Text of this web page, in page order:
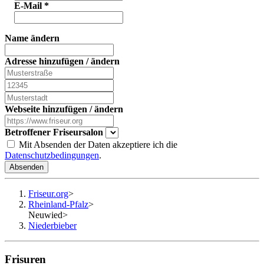
E-Mail *
Name ändern
Adresse hinzufügen / ändern
Webseite hinzufügen / ändern
Betroffener Friseursalon
Mit Absenden der Daten akzeptiere ich die
Datenschutzbedingungen.
Absenden
Friseur.org>
Rheinland-Pfalz>
Neuwied>
Niederbieber
Frisuren